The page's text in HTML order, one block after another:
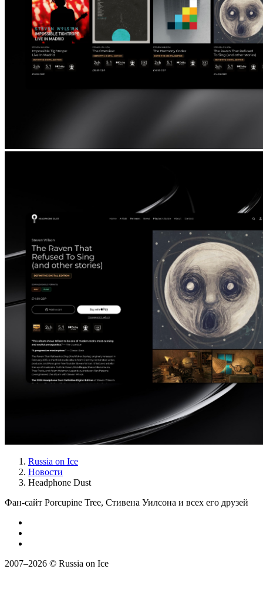
Russia on Ice
Новости
Headphone Dust
Фан-сайт Porcupine Tree, Стивена Уилсона и всех его друзей
2007–2026 © Russia on Ice